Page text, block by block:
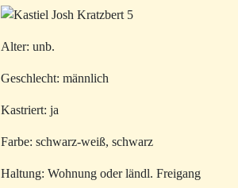
Alter: unb.
Geschlecht: männlich
Kastriert: ja
Farbe: schwarz-weiß, schwarz
Haltung: Wohnung oder ländl. Freigang